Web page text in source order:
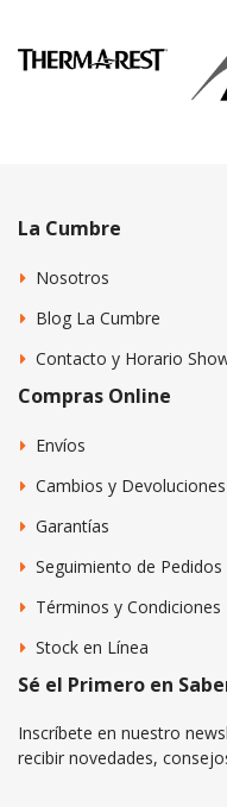
La Cumbre
Nosotros
Blog La Cumbre
Contacto y Horario
Compras Online
Envíos
Cambios y Devoluciones
Garantías
Seguimiento de Pedidos
Términos y Condiciones
Stock en Línea
Sé el Primero en
Inscríbete en nuestro
recibir novedades,